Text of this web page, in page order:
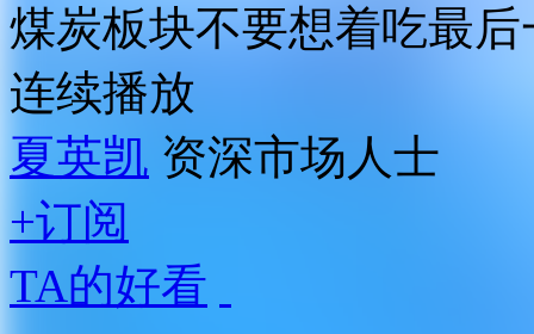
煤炭板块不要想着吃最后
连续播放
夏英凯 资深市场人士
+订阅
TA的好看